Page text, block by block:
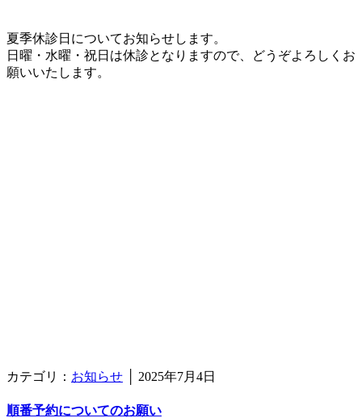
夏季休診日についてお知らせします。
日曜・水曜・祝日は休診となりますので、どうぞよろしくお
願いいたします。
カテゴリ： お知らせ 2025年7月4日
順番予約についてのお願い